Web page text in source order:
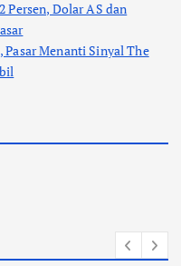
Persen, Dolar AS dan
Pasar Menanti Sinyal The